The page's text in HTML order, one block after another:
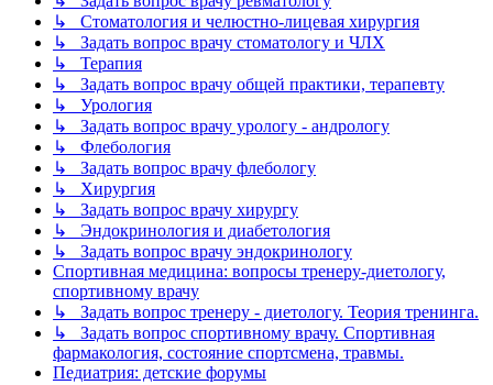
↳ Стоматология и челюстно-лицевая хирургия
↳ Задать вопрос врачу стоматологу и ЧЛХ
↳ Терапия
↳ Задать вопрос врачу общей практики, терапевту
↳ Урология
↳ Задать вопрос врачу урологу - андрологу
↳ Флебология
↳ Задать вопрос врачу флебологу
↳ Хирургия
↳ Задать вопрос врачу хирургу
↳ Эндокринология и диабетология
↳ Задать вопрос врачу эндокринологу
Спортивная медицина: вопросы тренеру-диетологу,
спортивному врачу
↳ Задать вопрос тренеру - диетологу. Теория тренинга.
↳ Задать вопрос спортивному врачу. Спортивная
фармакология, состояние спортсмена, травмы.
Педиатрия: детские форумы